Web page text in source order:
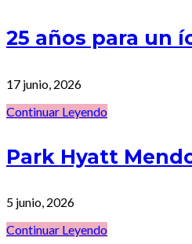
25 años para un
17 junio, 2026
Continuar Leyendo
Park Hyatt
5 junio, 2026
Continuar Leyendo